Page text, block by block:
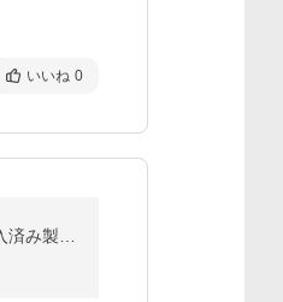
いいね 0